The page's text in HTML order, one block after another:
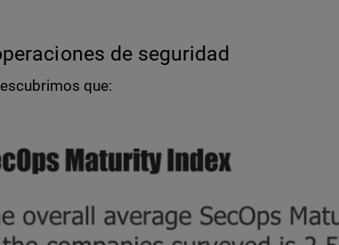
de seguridad
que: